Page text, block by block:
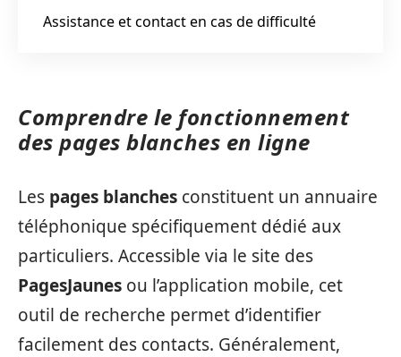
Assistance et contact en cas de difficulté
Comprendre le fonctionnement
des pages blanches en ligne
Les pages blanches constituent un annuaire
téléphonique spécifiquement dédié aux
particuliers. Accessible via le site des
PagesJaunes ou l’application mobile, cet
outil de recherche permet d’identifier
facilement des contacts. Généralement,